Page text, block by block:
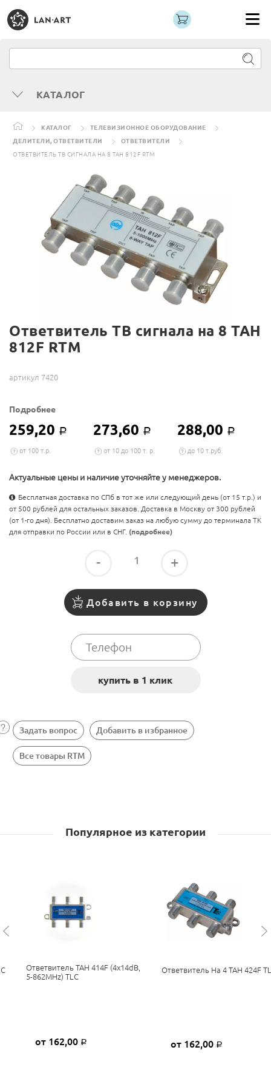
КАТАЛОГ
КАТАЛОГ
ТЕЛЕВИЗИОННОЕ ОБОРУДОВАНИЕ
ДЕЛИТЕЛИ, ОТВЕТВИТЕЛИ
ОТВЕТВИТЕЛИ
ОТВЕТВИТЕЛЬ ТВ СИГНАЛА НА 8 TAH 812F RTM
Ответвитель ТВ сигнала на 8 TAH
812F RTM
артикул 7420
Подробнее
259,20 Р 273,60 Р 288,00 Р
от 100 т.р. от 10 до 100 т. р. до 10 т.руб
Актуальные цены и наличие уточняйте у менеджеров.
Бесплатная доставка по СПб в тот же или следующий день (от 15 т.р.) и
от 500 рублей для остальных заказов. Доставка в Москву от 300 рублей
(от 1-го дня). Бесплатно доставим заказ на любую сумму до терминала ТК
для отправки по России или в СНГ. (подробнее)
- +
Добавить в корзину
Задать вопрос Добавить в избранное
Все товары RTM
Популярное из категории
Ответвитель TAH 414F (4x14dB,
5-862MHz) TLC
от 162,00 Р
Ответвитель На 4 TAH 424F
от 162,00 Р